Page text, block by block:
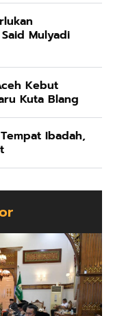
Mulyadi
Kebut
Kuta Blang
Ibadah,